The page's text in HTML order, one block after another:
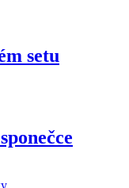
setu